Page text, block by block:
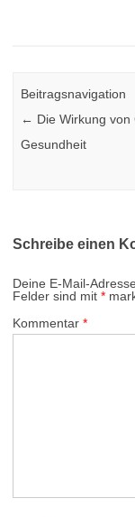
Beitragsnavigation
← Die Wirkung von
Gesundheit
Schreibe einen
Deine E-Mail-
Felder sind mit *
Kommentar *